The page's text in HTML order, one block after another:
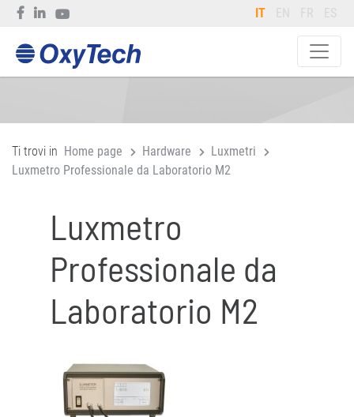
IT EN FR ES
Ti trovi in Home page Hardware
Luxmetri
Luxmetro Professionale da Laboratorio M2
Luxmetro
Professionale da
Laboratorio M2